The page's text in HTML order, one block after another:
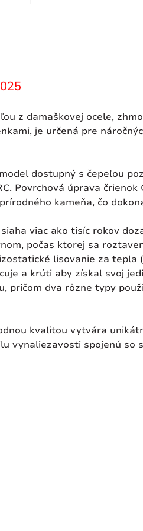
z damaškovej ocele,
je určená pre
dostupný s čepeľou
Povrchová úprava
kameňa, čo
viac ako tisíc rokov
počas ktorej sa
lisovanie za
a krúti aby získal svoj
pričom dva rôzne typy
kvalitou vytvára
vynaliezavosti spojenú so